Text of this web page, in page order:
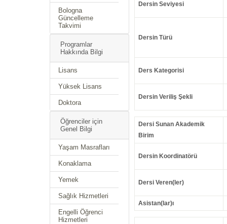
Bologna
Güncelleme
Takvimi
Programlar
Hakkında Bilgi
Lisans
Yüksek Lisans
Doktora
Öğrenciler için
Genel Bilgi
Yaşam Masrafları
Konaklama
Yemek
Sağlık Hizmetleri
Engelli Öğrenci
Hizmetleri
Dersin Seviyesi
Dersin Türü
Ders Kategorisi
Dersin Veriliş Şekli
Dersi Sunan Akademik
Birim
Dersin Koordinatörü
Dersi Veren(ler)
Asistan(lar)ı